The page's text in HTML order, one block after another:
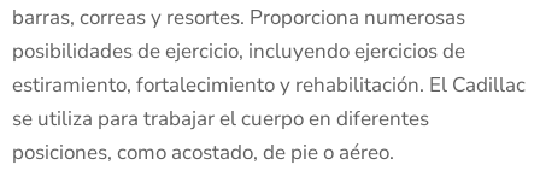
barras, correas y resortes. Proporciona numerosas
posibilidades de ejercicio, incluyendo ejercicios de
estiramiento, fortalecimiento y rehabilitación. El Cadillac
se utiliza para trabajar el cuerpo en diferentes
posiciones, como acostado, de pie o aéreo.